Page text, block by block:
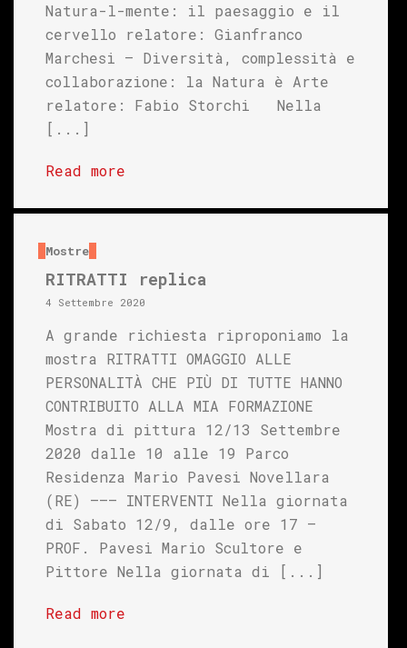
Natura-l-mente: il paesaggio e il
cervello relatore: Gianfranco
Marchesi – Diversità, complessità e
collaborazione: la Natura è Arte
relatore: Fabio Storchi Nella
[...]
Read more
Mostre
RITRATTI replica
4 Settembre 2020
A grande richiesta riproponiamo la
mostra RITRATTI OMAGGIO ALLE
PERSONALITÀ CHE PIÙ DI TUTTE HANNO
CONTRIBUITO ALLA MIA FORMAZIONE
Mostra di pittura 12/13 Settembre
2020 dalle 10 alle 19 Parco
Residenza Mario Pavesi Novellara
(RE) ——– INTERVENTI Nella giornata
di Sabato 12/9, dalle ore 17 –
PROF. Pavesi Mario Scultore e
Pittore Nella giornata di [...]
Read more